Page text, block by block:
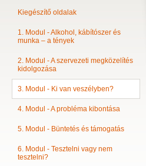
Kiegészítő oldalak
1. Modul - Alkohol, kábítószer és
munka – a tények
2. Modul - A szervezeti megközelítés
kidolgozása
3. Modul - Ki van veszélyben?
4. Modul - A probléma kibontása
5. Modul - Büntetés és támogatás
6. Modul - Tesztelni vagy nem
tesztelni?